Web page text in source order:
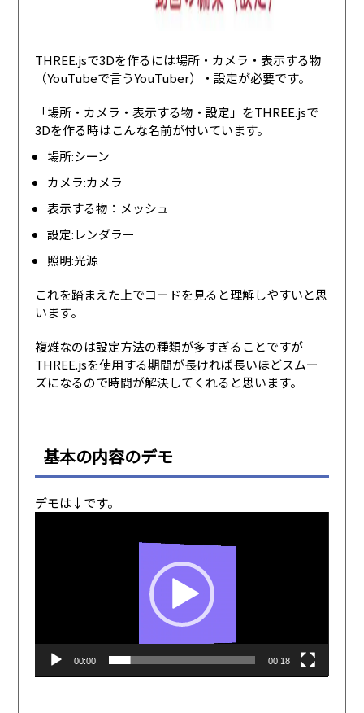
THREE.jsで3Dを作るには場所・カメラ・表示する物
（YouTubeで言うYouTuber）・設定が必要です。
「場所・カメラ・表示する物・設定」をTHREE.jsで
3Dを作る時はこんな名前が付いています。
場所:シーン
カメラ:カメラ
表示する物：メッシュ
設定:レンダラー
照明:光源
これを踏まえた上でコードを見ると理解しやすいと思
います。
複雑なのは設定方法の種類が多すぎることですが
THREE.jsを使用する期間が長ければ長いほどスムー
ズになるので時間が解決してくれると思います。
基本の内容のデモ
デモは↓です。
動
00:00 00:18